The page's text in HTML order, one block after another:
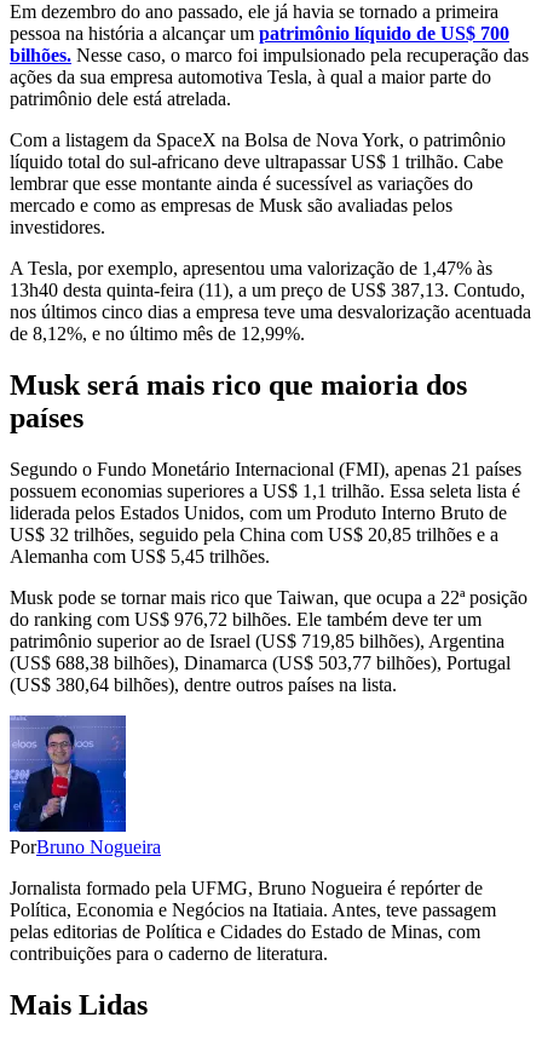
Em dezembro do ano passado, ele já havia se tornado a primeira
pessoa na história a alcançar um patrimônio líquido de US$ 700
bilhões. Nesse caso, o marco foi impulsionado pela recuperação das
ações da sua empresa automotiva Tesla, à qual a maior parte do
patrimônio dele está atrelada.
Com a listagem da SpaceX na Bolsa de Nova York, o patrimônio
líquido total do sul-africano deve ultrapassar US$ 1 trilhão. Cabe
lembrar que esse montante ainda é sucessível as variações do
mercado e como as empresas de Musk são avaliadas pelos
investidores.
A Tesla, por exemplo, apresentou uma valorização de 1,47% às
13h40 desta quinta-feira (11), a um preço de US$ 387,13. Contudo,
nos últimos cinco dias a empresa teve uma desvalorização acentuada
de 8,12%, e no último mês de 12,99%.
Musk será mais rico que maioria dos
países
Segundo o Fundo Monetário Internacional (FMI), apenas 21 países
possuem economias superiores a US$ 1,1 trilhão. Essa seleta lista é
liderada pelos Estados Unidos, com um Produto Interno Bruto de
US$ 32 trilhões, seguido pela China com US$ 20,85 trilhões e a
Alemanha com US$ 5,45 trilhões.
Musk pode se tornar mais rico que Taiwan, que ocupa a 22ª posição
do ranking com US$ 976,72 bilhões. Ele também deve ter um
patrimônio superior ao de Israel (US$ 719,85 bilhões), Argentina
(US$ 688,38 bilhões), Dinamarca (US$ 503,77 bilhões), Portugal
(US$ 380,64 bilhões), dentre outros países na lista.
PorBruno Nogueira
Jornalista formado pela UFMG, Bruno Nogueira é repórter de
Política, Economia e Negócios na Itatiaia. Antes, teve passagem
pelas editorias de Política e Cidades do Estado de Minas, com
contribuições para o caderno de literatura.
Mais Lidas